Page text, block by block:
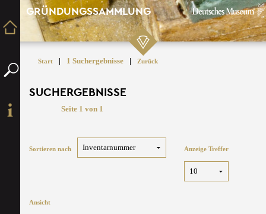
GRÜNDUNGSSAMMLUNG
Start | 1 Suchergebnisse | Zurück
SUCHERGEBNISSE
Seite 1 von 1
Sortieren nach Anzeige Treffer
Ansicht